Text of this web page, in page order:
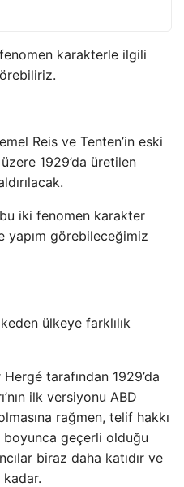
karakterle ilgili
Reis ve Tenten’in eski
1929’da üretilen
iki fenomen karakter
yapım görebileceğimiz
ülkeye farklılık
tarafından 1929’da
ilk versiyonu ABD
rağmen, telif hakkı
boyunca geçerli olduğu
biraz daha katıdır ve
kadar.